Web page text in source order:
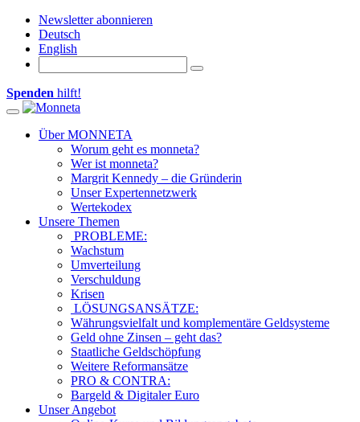
Newsletter abonnieren
Deutsch
English
Spenden hilft!
Toggle
navigationÜber MONNETA
Worum geht es monneta?
Wer ist monneta?
Margrit Kennedy – die Gründerin
Unser Expertennetzwerk
Wertekodex
Unsere Themen
PROBLEME:
Wachstum
Umverteilung
Verschuldung
Krisen
LÖSUNGSANSÄTZE:
Währungsvielfalt und komplementäre Geldsysteme
Geld ohne Zinsen – geht das?
Staatliche Geldschöpfung
Weitere Reformansätze
PRO & CONTRA:
Bargeld & Digitaler Euro
Unser Angebot